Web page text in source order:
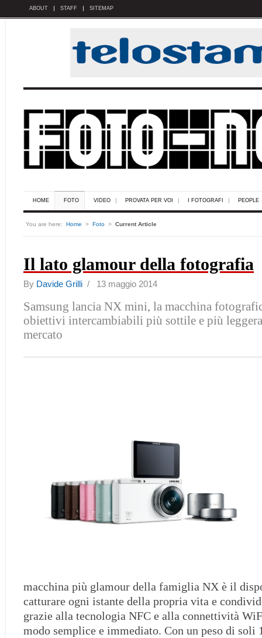
ABOUT STAFF SITEMAP
HOME FOTO VIDEO PROVATA PER VOI I FOTOGRAFI PEOPLE
You are here: Home > Foto > Current Article
Il lato glamour della fotografia
By Davide Grilli / 13 maggio 2014
Samsung lancia NX mini, la macchina
obiettivi intercambiabili più sottile e più
mercato
macchina più glamour della famiglia NX è il
catturare ogni istante della propria vita e
grazie alla tecnologia NFC e alla connettività
modo semplice e immediato. Con un peso di soli